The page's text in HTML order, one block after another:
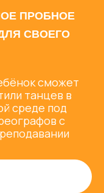
ПРОБНОЕ
СВОЕГО
сможет
танцев в
среде под
с